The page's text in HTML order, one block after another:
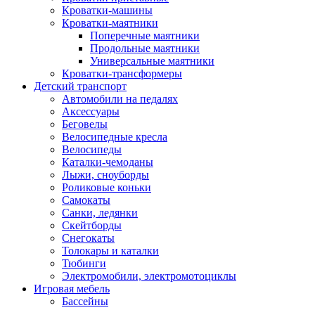
Кроватки-машины
Кроватки-маятники
Поперечные маятники
Продольные маятники
Универсальные маятники
Кроватки-трансформеры
Детский транспорт
Автомобили на педалях
Аксессуары
Беговелы
Велосипедные кресла
Велосипеды
Каталки-чемоданы
Лыжи, сноуборды
Роликовые коньки
Самокаты
Санки, ледянки
Скейтборды
Снегокаты
Толокары и каталки
Тюбинги
Электромобили, электромотоциклы
Игровая мебель
Бассейны